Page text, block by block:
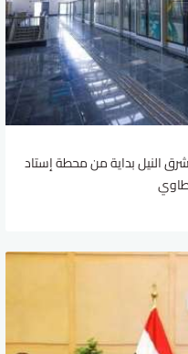
النيل بداية من محطة إستاد